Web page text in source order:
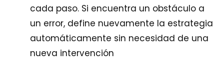
cada paso. Si encuentra un obstáculo a
un error, define nuevamente la estrategia
automáticamente sin necesidad de una
nueva intervención